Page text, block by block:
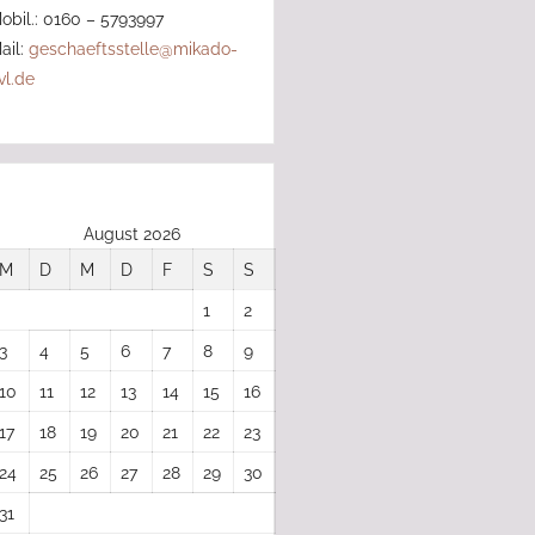
0160 – 5793997
geschaeftsstelle@mikado-
August 2026
M
D M D F S
S
1
2
3
4 5 6 7 8
9
10
11 12 13 14 15
16
17
18 19 20 21 22
23
24
25 26 27 28 29
30
31